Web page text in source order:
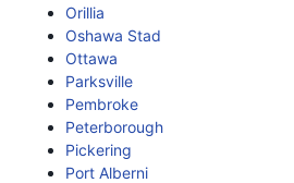
Orillia
Oshawa Stad
Ottawa
Parksville
Pembroke
Peterborough
Pickering
Port Alberni